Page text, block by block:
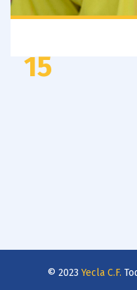
15
© 2023Yecla C.F.